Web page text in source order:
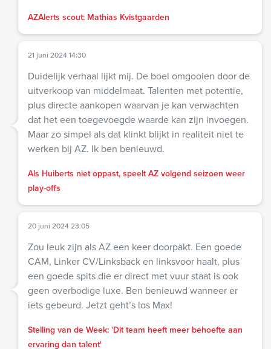
AZAlerts scout: Mathias Kvistgaarden
21 juni 2024 14:30
Duidelijk verhaal lijkt mij. De boel omgooien door de
uitverkoop van middelmaat. Talenten met potentie,
plus directe aankopen waarvan je kan verwachten
dat het een toegevoegde waarde kan zijn invoegen.
Maar zo simpel als dat klinkt blijkt in realiteit niet te
werken bij AZ. Ik ben benieuwd.
Als Huiberts niet oppast, speelt AZ volgend seizoen weer
play-offs
20 juni 2024 23:05
Zou leuk zijn als AZ een keer doorpakt. Een goede
CAM, Linker CV/Linksback en linksvoor haalt, plus
een goede spits die er direct met vuur staat is ook
geen overbodige luxe. Ben benieuwd wanneer er
iets gebeurd. Jetzt geht’s los Max!
Stelling van de Week: 'Dit team heeft meer behoefte aan
ervaring dan talent'